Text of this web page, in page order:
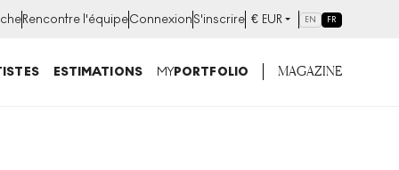
Rencontre l'équipeConnexionS'inscrire € EUR EN FR
ESTIMATIONS MYPORTFOLIO MAGAZINE